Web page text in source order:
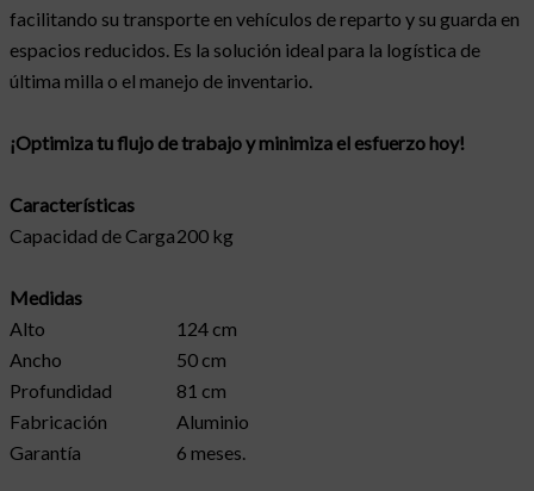
facilitando su transporte en vehículos de reparto y su guarda en
espacios reducidos. Es la solución ideal para la logística de
última milla o el manejo de inventario.
¡Optimiza tu flujo de trabajo y minimiza el esfuerzo hoy!
Características
Capacidad de Carga200 kg
Medidas
Alto
124 cm
Ancho
50 cm
Profundidad
81 cm
Fabricación
Aluminio
Garantía
6 meses.